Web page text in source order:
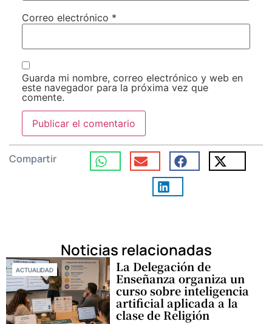
Correo electrónico *
Guarda mi nombre, correo electrónico y web en
este navegador para la próxima vez que
comente.
Compartir
Noticias relacionadas
ACTUALIDAD La Delegación de
Enseñanza organiza un
curso sobre inteligencia
artificial aplicada a la
clase de Religión